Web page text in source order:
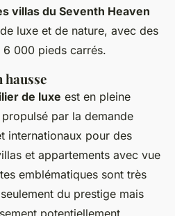
villas du Seventh Heaven
luxe et de nature, avec des
000 pieds carrés.
hausse
de luxe est en pleine
par la demande
internationaux pour des
et appartements avec vue
emblématiques sont très
du prestige mais